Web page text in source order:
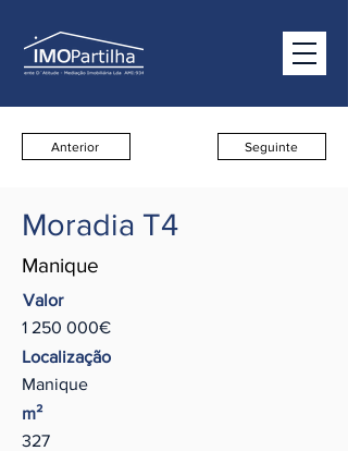
Anterior Seguinte
Moradia T4
Manique
Valor
1 250 000€
Localização
Manique
m²
327